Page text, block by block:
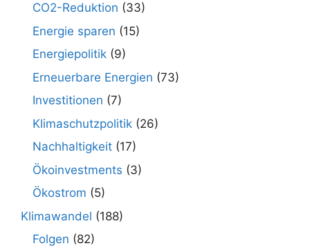
CO2-Reduktion (33)
Energie sparen (15)
Energiepolitik (9)
Erneuerbare Energien (73)
Investitionen (7)
Klimaschutzpolitik (26)
Nachhaltigkeit (17)
Ökoinvestments (3)
Ökostrom (5)
Klimawandel (188)
Folgen (82)